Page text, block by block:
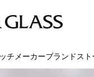
チメーカーブランドス